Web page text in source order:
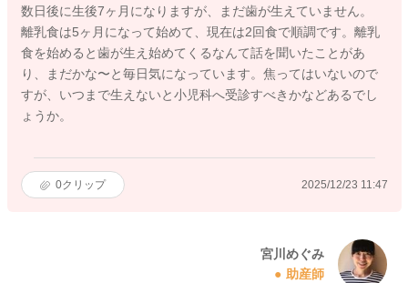
数日後に生後7ヶ月になりますが、まだ歯が生えていません。
離乳食は5ヶ月になって始めて、現在は2回食で順調です。離乳
食を始めると歯が生え始めてくるなんて話を聞いたことがあ
り、まだかな〜と毎日気になっています。焦ってはいないので
すが、いつまで生えないと小児科へ受診すべきかなどあるでし
ょうか。
0クリップ 2025/12/23 11:47
宮川めぐみ
助産師